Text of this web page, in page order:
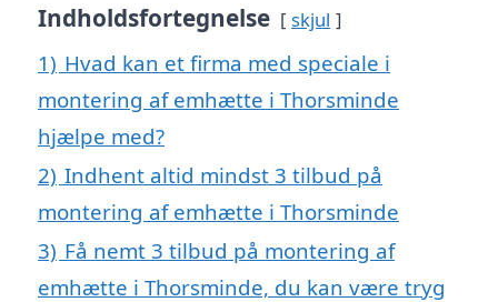
Indholdsfortegnelse skjul
1) Hvad kan et firma med speciale i
montering af emhætte i Thorsminde
hjælpe med?
2) Indhent altid mindst 3 tilbud på
montering af emhætte i Thorsminde
3) Få nemt 3 tilbud på montering af
emhætte i Thorsminde, du kan være tryg